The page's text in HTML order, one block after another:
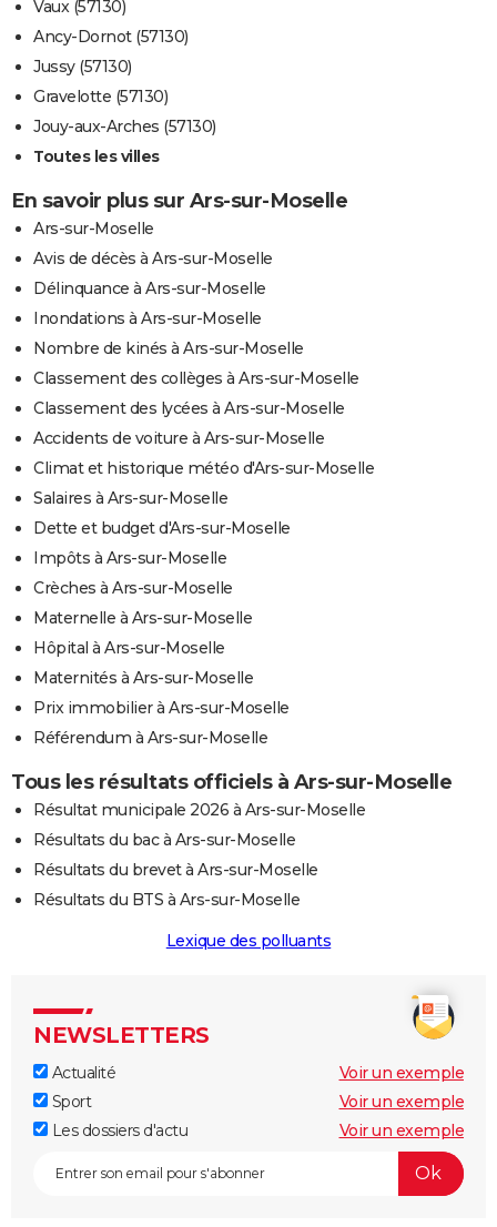
Vaux (57130)
Ancy-Dornot (57130)
Jussy (57130)
Gravelotte (57130)
Jouy-aux-Arches (57130)
Toutes les villes
En savoir plus sur Ars-sur-Moselle
Ars-sur-Moselle
Avis de décès à Ars-sur-Moselle
Délinquance à Ars-sur-Moselle
Inondations à Ars-sur-Moselle
Nombre de kinés à Ars-sur-Moselle
Classement des collèges à Ars-sur-Moselle
Classement des lycées à Ars-sur-Moselle
Accidents de voiture à Ars-sur-Moselle
Climat et historique météo d'Ars-sur-Moselle
Salaires à Ars-sur-Moselle
Dette et budget d'Ars-sur-Moselle
Impôts à Ars-sur-Moselle
Crèches à Ars-sur-Moselle
Maternelle à Ars-sur-Moselle
Hôpital à Ars-sur-Moselle
Maternités à Ars-sur-Moselle
Prix immobilier à Ars-sur-Moselle
Référendum à Ars-sur-Moselle
Tous les résultats officiels à Ars-sur-Moselle
Résultat municipale 2026 à Ars-sur-Moselle
Résultats du bac à Ars-sur-Moselle
Résultats du brevet à Ars-sur-Moselle
Résultats du BTS à Ars-sur-Moselle
Lexique des polluants
NEWSLETTERS
Actualité
Voir un exemple
Sport
Voir un exemple
Les dossiers d'actu
Voir un exemple